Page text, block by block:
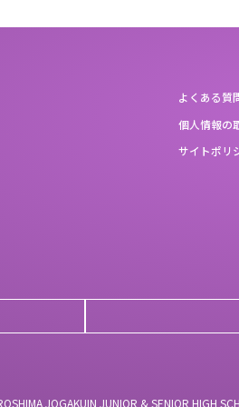
よくある質
個人情報の
サイトポリ
JOGAKUIN JUNIOR & SENIOR HIGH